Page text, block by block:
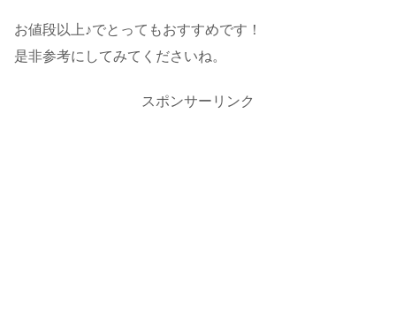
お値段以上♪でとってもおすすめです！
是非参考にしてみてくださいね。
スポンサーリンク